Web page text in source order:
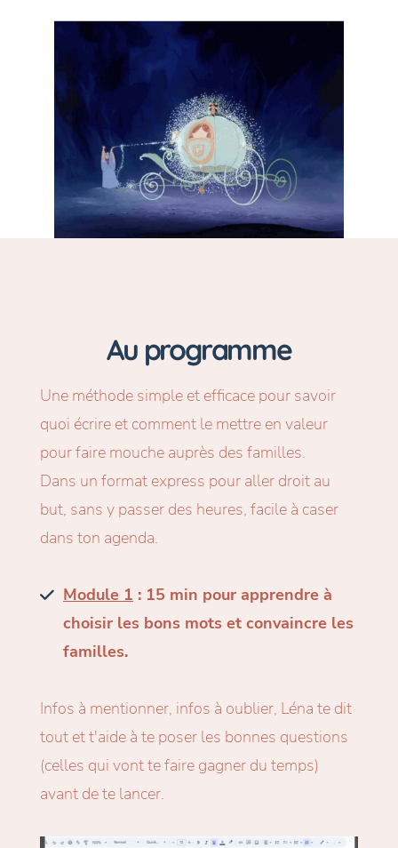
Au programme
Une méthode simple et efficace pour savoir
quoi écrire et comment le mettre en valeur
pour faire mouche auprès des familles.
Dans un format express pour aller droit au
but, sans y passer des heures, facile à caser
dans ton agenda.
Module 1 : 15 min pour apprendre à
choisir les bons mots et convaincre les
familles.
Infos à mentionner, infos à oublier, Léna te dit
tout et t'aide à te poser les bonnes questions
(celles qui vont te faire gagner du temps)
avant de te lancer.